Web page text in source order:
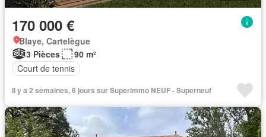
170 000 €
Blaye, Cartelègue
3 Pièces
90 m²
Court de tennis
Il y a 2 semaines, 6 jours sur Superimmo NEUF - Superneuf